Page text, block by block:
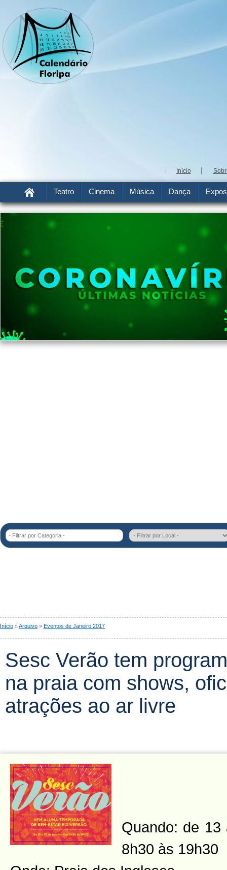
Início
Teatro Cinema Música Dança
- Filtrar por Categoria -
Início »Arquivo » Eventos de Janeiro 2017
Sesc Verão tem
na praia com shows,
atrações ao ar livre
Quando: de
8h30 às 19h30